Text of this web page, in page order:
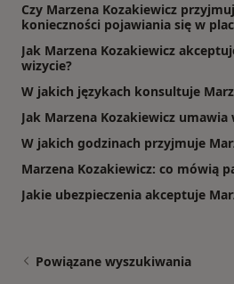
Czy Marzena Kozakiewicz
konieczności pojawiania się w
Jak Marzena Kozakiewicz
wizycie?
W jakich językach konsultuje
Jak Marzena Kozakiewicz umawia
W jakich godzinach przyjmuje
Marzena Kozakiewicz: co mówią
Jakie ubezpieczenia akceptuje
Powiązane wyszukiwania